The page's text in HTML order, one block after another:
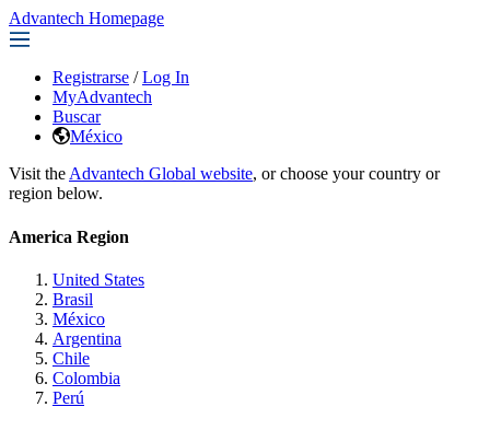
Advantech Homepage
Registrarse / Log In
MyAdvantech
Buscar
México
Visit the Advantech Global website, or choose your country or
region below.
America Region
United States
Brasil
México
Argentina
Chile
Colombia
Perú